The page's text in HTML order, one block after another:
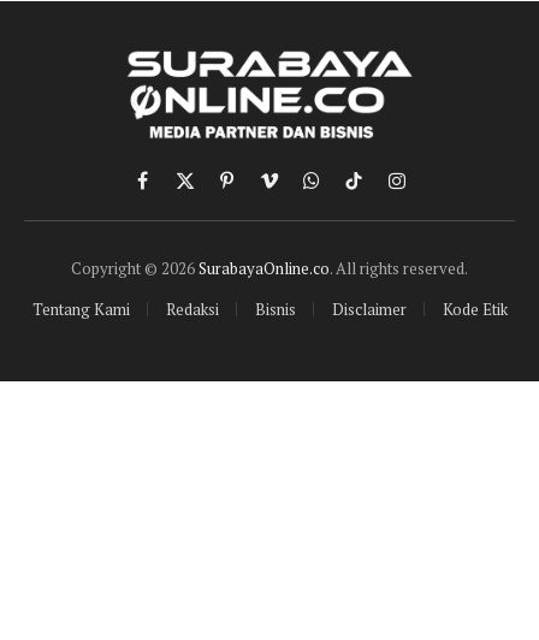
Facebook
X
(Twitter)
PinterestVimeoWhatsApp
TikTokInstagram
Copyright © 2026SurabayaOnline.co. All rights reserved.
Tentang Kami
Redaksi Bisnis Disclaimer Kode Etik